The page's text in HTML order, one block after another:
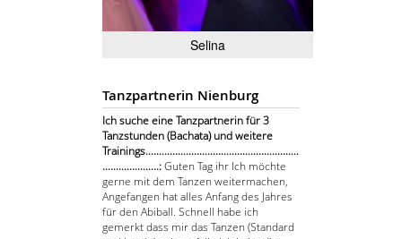
Selina
Tanzpartnerin Nienburg
Ich suche eine Tanzpartnerin für 3
Tanzstunden (Bachata) und weitere
Trainings.........................................................
.....................:Guten Tag ihr Ich möchte
gerne mit dem Tanzen weitermachen,
Angefangen hat alles Anfang des Jahres
für den Abiball. Schnell habe ich
gemerkt dass mir das Tanzen (Standard